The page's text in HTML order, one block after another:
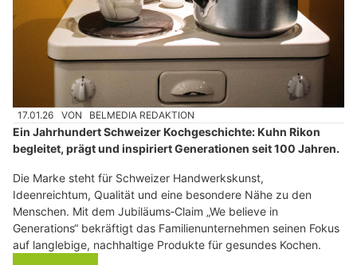
17.01.26 VON BELMEDIA REDAKTION
Ein Jahrhundert Schweizer Kochgeschichte: Kuhn Rikon
begleitet, prägt und inspiriert Generationen seit 100 Jahren.
Die Marke steht für Schweizer Handwerkskunst,
Ideenreichtum, Qualität und eine besondere Nähe zu den
Menschen. Mit dem Jubiläums‑Claim „We believe in
Generations“ bekräftigt das Familienunternehmen seinen Fokus
auf langlebige, nachhaltige Produkte für gesundes Kochen.